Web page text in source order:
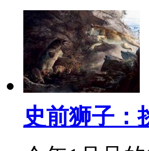
史前狮子：